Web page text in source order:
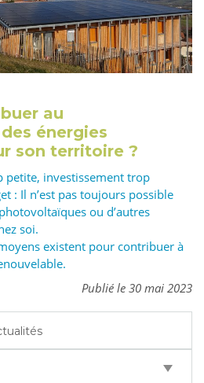
au
énergies
son territoire ?
petite, investissement trop
: Il n’est pas toujours possible
ou d’autres
soi.
existent pour contribuer à
Publié le 30 mai 2023